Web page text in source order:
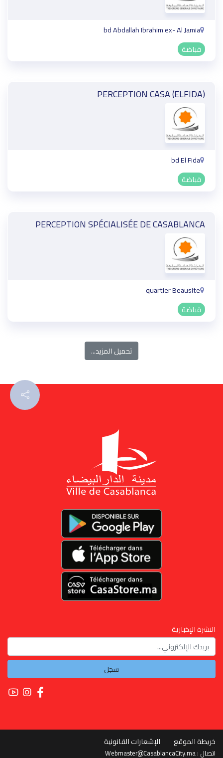
bd Abdallah Ibrahim ex- Al Jamia
قباضة
PERCEPTION CASA (ELFIDA)
bd El Fida
قباضة
PERCEPTION SPÉCIALISÉE DE CASABLANCA
quartier Beausite
قباضة
تحميل المزيد...
النشرة الإخبارية
سجل
خريطة الموقع الإشعارات القانونية
اتصال :Webmaster@CasablancaCity.ma